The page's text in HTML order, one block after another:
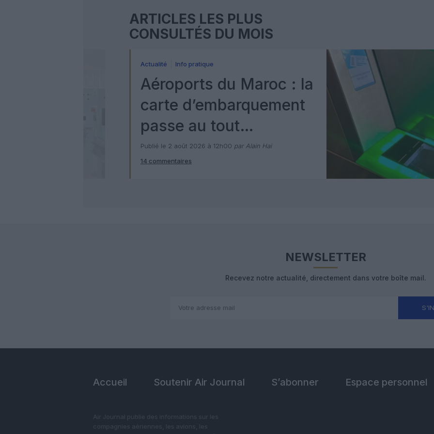
ARTICLES LES PLUS
CONSULTÉS DU MOIS
Actualité Info pratique
Aéroports du Maroc : la
carte d’embarquement
passe au tout
numérique avec Pax
Check
Publié le 2 août 2026 à 12h00 par Alain Hai
14 commentaires
NEWSLETTER
Recevez notre actualité, directement dans votre boîte mail.
Accueil Soutenir Air Journal S’abonner Espace personnel